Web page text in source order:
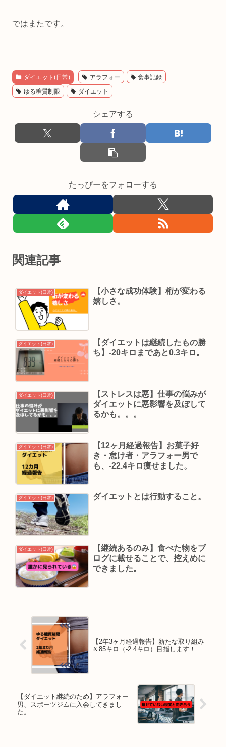
ではまたです。
ダイエット(日常) アラフォー 食事記録
ゆる糖質制限 ダイエット
シェアする
たっぴーをフォローする
関連記事
ダイエット(日常)
【小さな成功体験】桁が変わる
嬉しさ。
ダイエット(日常)
【ダイエットは継続したもの勝
ち】-20キロまであと0.3キロ。
ダイエット(日常)
【ストレスは悪】仕事の悩みが
ダイエットに悪影響を及ぼして
るかも。。。
ダイエット(日常)
【12ヶ月経過報告】お菓子好
き・怠け者・アラフォー男で
も、-22.4キロ痩せました。
ダイエット(日常) ダイエットとは行動すること。
ダイエット(日常)
【継続あるのみ】食べた物をブ
ログに載せることで、控えめに
できました。
【2年3ヶ月経過報告】新たな取り組み
＆85キロ（‐2.4キロ）目指します！
【ダイエット継続のため】アラフォー
男、スポーツジムに入会してきまし
た。